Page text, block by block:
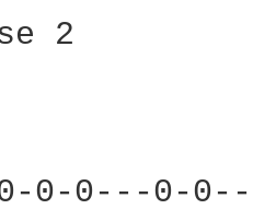
2
0-0---0-